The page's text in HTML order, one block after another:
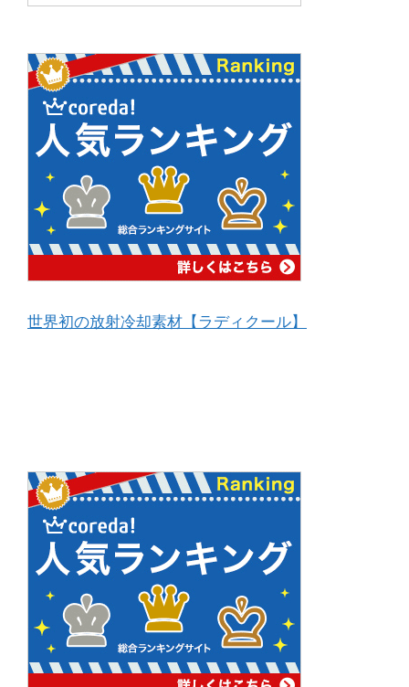
世界初の放射冷却素材【ラディクール】